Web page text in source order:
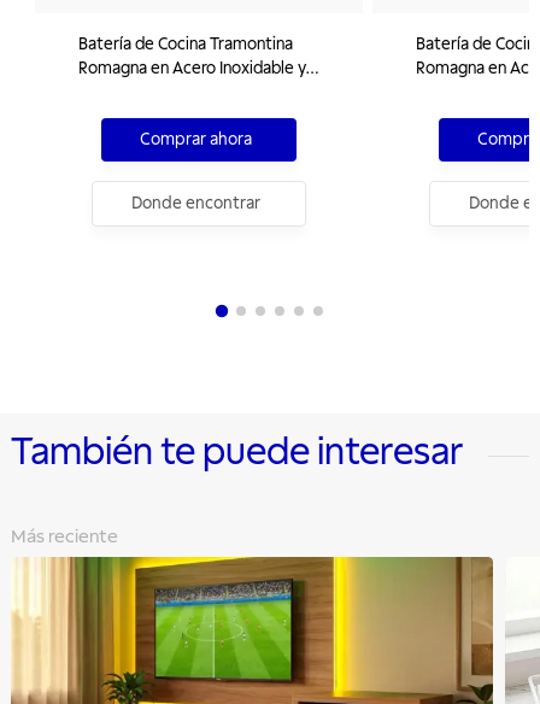
Batería de Cocina Tramontina
Romagna en Acero Inoxidable y
Cerámico Marfil 4 Piezas
Comprar ahora
Donde encontrar
Batería de
Romagna en
Cerámico Black
Donde
También te puede interesar
Más reciente